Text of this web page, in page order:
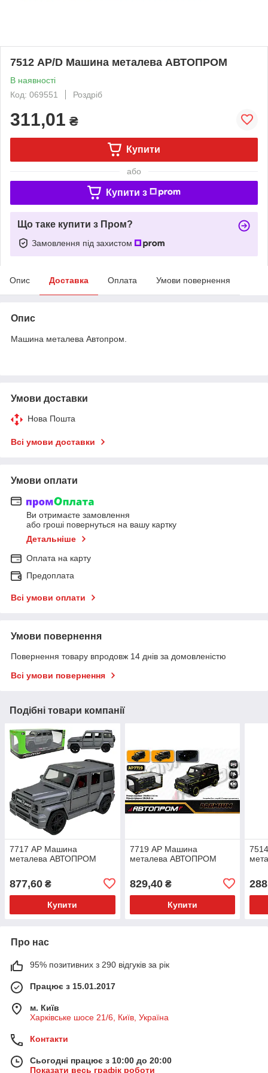
7512 АР/D Машина металева АВТОПРОМ
В наявності
Код: 069551
Роздріб
311,01 ₴
Купити
або
Купити з
Що таке купити з Пром?
Замовлення під захистом
Опис Доставка Оплата Умови повернення
Опис
Машина металева Автопром.
Умови доставки
Нова Пошта
Всі умови доставки
Умови оплати
Ви отримаєте замовлення
або гроші повернуться на вашу картку
Детальніше
Оплата на карту
Предоплата
Всі умови оплати
Умови повернення
Повернення товару впродовж 14 днів за домовленістю
Всі умови повернення
Подібні товари компанії
7717 АР Машина
металева АВТОПРОМ
877,60 ₴
Купити
7719 АР Машина
металева АВТОПРОМ
829,40₴
Купити
Про нас
95% позитивних з 290 відгуків за рік
Працює з 15.01.2017
м. Київ
Харківське шосе 21/6, Київ, Україна
Контакти
Сьогодні працює з 10:00 до 20:00
Показати весь графік роботи